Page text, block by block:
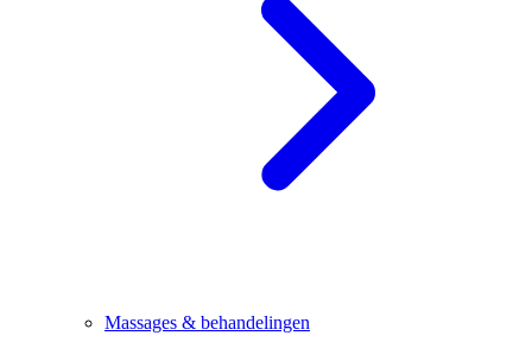
Massages & behandelingen